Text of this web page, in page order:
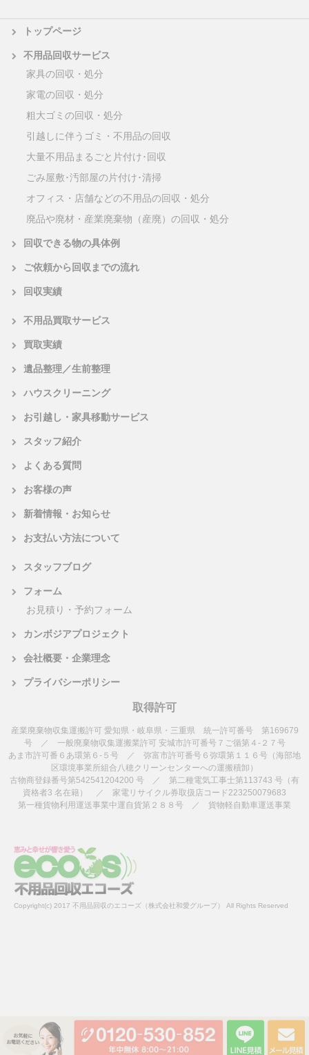
トップページ
不用品回収サービス
家具の回収・処分
家電の回収・処分
粗大ゴミの回収・処分
引越しに伴うゴミ・不用品の回収
大量不用品まるごと片付け･回収
ごみ屋敷･汚部屋の片付け･清掃
オフィス・店舗などの不用品の回収・処分
廃品や廃材・産業廃棄物（産廃）の回収・処分
回収できる物の具体例
ご依頼から回収までの流れ
回収実績
不用品買取サービス
買取実績
遺品整理／生前整理
ハウスクリーニング
お引越し・家具移動サービス
スタッフ紹介
よくある質問
お客様の声
新着情報・お知らせ
お支払い方法について
スタッフブログ
フォーム
お見積り・予約フォーム
カンボジアプロジェクト
会社概要・企業理念
プライバシーポリシー
取得許可
産業廃棄物収集運搬許可 愛知県・岐阜県・三重県 統一許可番号 第169679
号 ／ 一般廃棄物収集運搬業許可 安城市許可番号７ご循第４-２７号
あま市許可番６あ環第６-５号 ／ 弥富市許可番号６弥環第１１６号（海部地
区環境事業所組合八穂クリーンセンターへの運搬積卸）
古物商登録番号第542541204200 号 ／ 第二種電気工事士第113743 号（有
資格者3 名在籍） ／ 家電リサイクル券取扱店コード223250079683
第一種貨物利用運送事業中運自貨第２８８号 ／ 貨物軽自動車運送事業
Copyright(c) 2017 不用品回収のエコーズ（株式会社和愛グループ） All Rights Reserved